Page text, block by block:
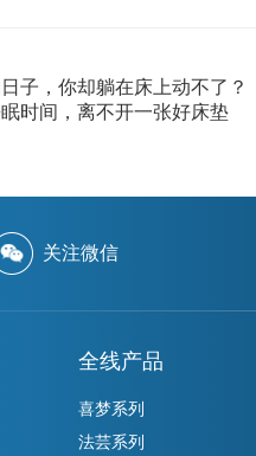
子，你却躺在床上动不了？
时间，离不开一张好床垫
关注微信
全线产品
喜梦系列
法芸系列